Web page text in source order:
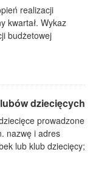
realizacji
kwartał. Wykaz
budżetowej
dziecięcych
prowadzone
nazwę i adres
lub klub dziecięcy;